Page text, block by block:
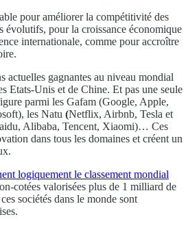
pour améliorer la compétitivité des
évolutifs, pour la croissance économique
internationale, comme pour accroître
actuelles gagnantes au niveau mondial
Etats-Unis et de Chine. Et pas une seule
parmi les Gafam (Google, Apple,
les Natu (Netflix, Airbnb, Tesla et
Alibaba, Tencent, Xiaomi)… Ces
dans tous les domaines et créent un
logiquement le classement mondial
cotées valorisées plus de 1 milliard de
sociétés dans le monde sont